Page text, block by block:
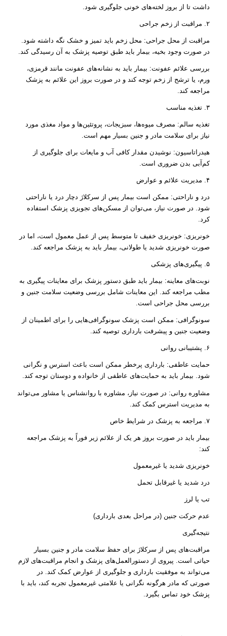
داشت تا از بروز لخته‌های خونی جلوگیری شود.
۲. مراقبت از زخم جراحی
مراقبت از محل جراحی: محل زخم باید تمیز و خشک نگه داشته شود.
در صورت وجود بخیه، بیمار باید طبق توصیه پزشک به آن رسیدگی کند.
بررسی علائم عفونت: بیمار باید به نشانه‌های عفونت مانند قرمزی،
ورم، یا ترشح از زخم توجه کند و در صورت بروز این علائم به پزشک
مراجعه کند.
۳. تغذیه مناسب
تغذیه سالم: مصرف میوه‌ها، سبزیجات، پروتئین‌ها و مواد مغذی مورد
نیاز برای سلامت مادر و جنین بسیار مهم است.
هیدراتاسیون: نوشیدن مقدار کافی آب و مایعات برای جلوگیری از
کم‌آبی بدن ضروری است.
۴. مدیریت علائم و عوارض
درد و ناراحتی: ممکن است بیمار پس از سرکلاژ دچار درد یا ناراحتی
شود. در صورت نیاز، می‌توان از مسکن‌های تجویزی پزشک استفاده
کرد.
خونریزی: خونریزی خفیف تا متوسط پس از عمل معمول است، اما در
صورت خونریزی شدید یا طولانی، بیمار باید به پزشک مراجعه کند.
۵. پیگیری‌های پزشکی
نوبت‌های معاینه: بیمار باید طبق دستور پزشک برای معاینات پیگیری به
مطب مراجعه کند. این معاینات شامل بررسی وضعیت سلامت جنین و
بررسی محل جراحی است.
سونوگرافی: ممکن است پزشک سونوگرافی‌هایی را برای اطمینان از
وضعیت جنین و پیشرفت بارداری توصیه کند.
۶. پشتیبانی روانی
حمایت عاطفی: بارداری پرخطر ممکن است باعث استرس و نگرانی
شود. بیمار باید به حمایت‌های عاطفی از خانواده و دوستان توجه کند.
مشاوره روانی: در صورت نیاز، مشاوره با روانشناس یا مشاور می‌تواند
به مدیریت استرس کمک کند.
۷. مراجعه به پزشک در شرایط خاص
بیمار باید در صورت بروز هر یک از علائم زیر فوراً به پزشک مراجعه
کند:
خونریزی شدید یا غیرمعمول
درد شدید یا غیرقابل تحمل
تب یا لرز
عدم حرکت جنین (در مراحل بعدی بارداری)
نتیجه‌گیری
مراقبت‌های پس از سرکلاژ برای حفظ سلامت مادر و جنین بسیار
حیاتی است. پیروی از دستورالعمل‌های پزشک و انجام مراقبت‌های لازم
می‌تواند به موفقیت بارداری و جلوگیری از عوارض کمک کند. در
صورتی که مادر هرگونه نگرانی یا علامتی غیرمعمول تجربه کند، باید با
پزشک خود تماس بگیرد.